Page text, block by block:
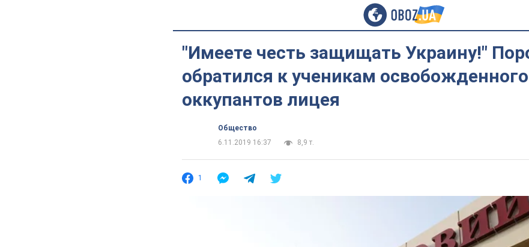
"Имеете честь защищать Украину!"
обратился к ученикам
оккупантов лицея
Общество
6.11.2019 16:37
8,9 т.
1